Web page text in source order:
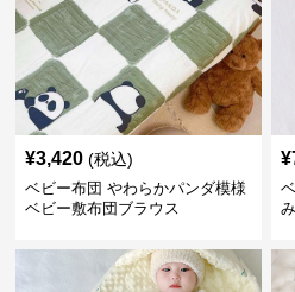
¥3,420 (税込)
ベビー布団 やわらかパンダ模様
ベビー敷布団ブラウス
¥